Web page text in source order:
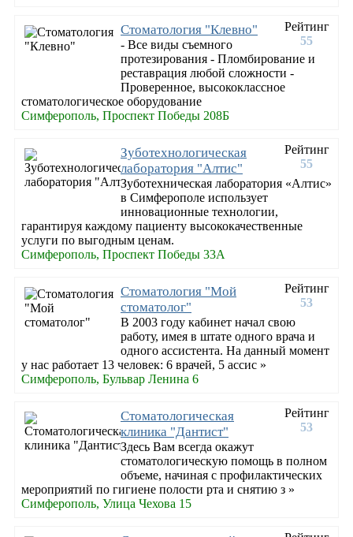
Рейтинг
55
Стоматология "Клевно"
- Все виды съемного
протезирования - Пломбирование и
реставрация любой сложности -
Проверенное, высококлассное
стоматологическое оборудование
Симферополь, Проспект Победы 208Б
Рейтинг
55
Зуботехнологическая
лаборатория "Алтис"
Зуботехническая лаборатория «Алтис»
в Симферополе использует
инновационные технологии,
гарантируя каждому пациенту высококачественные
услуги по выгодным ценам.
Симферополь, Проспект Победы 33А
Рейтинг
53
Стоматология "Мой
стоматолог"
В 2003 году кабинет начал свою
работу, имея в штате одного врача и
одного ассистента. На данный момент
у нас работает 13 человек: 6 врачей, 5 ассис »
Симферополь, Бульвар Ленина 6
Рейтинг
53
Стоматологическая
клиника "Дантист"
Здесь Вам всегда окажут
стоматологическую помощь в полном
объеме, начиная с профилактических
мероприятий по гигиене полости рта и снятию з »
Симферополь, Улица Чехова 15